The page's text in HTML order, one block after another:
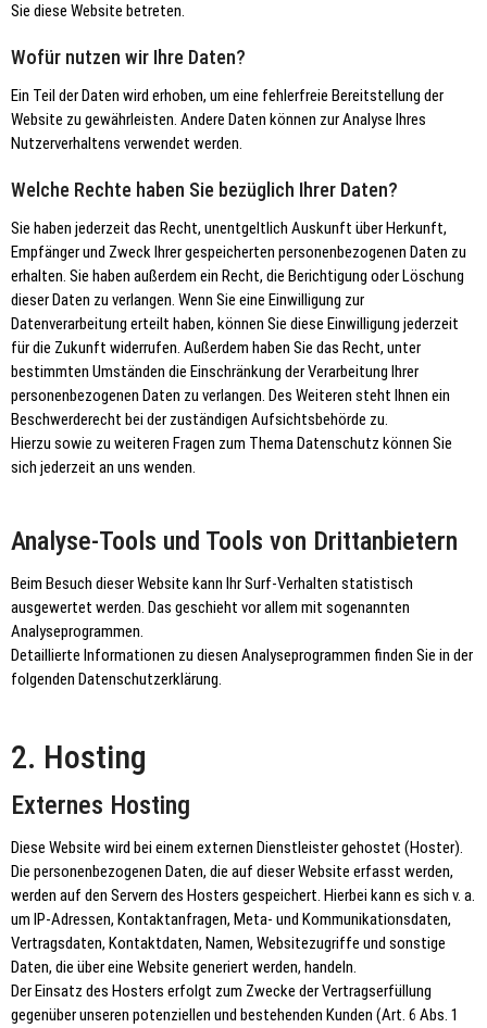
Sie diese Website betreten.
Wofür nutzen wir Ihre Daten?
Ein Teil der Daten wird erhoben, um eine fehlerfreie Bereitstellung der
Website zu gewährleisten. Andere Daten können zur Analyse Ihres
Nutzerverhaltens verwendet werden.
Welche Rechte haben Sie bezüglich Ihrer Daten?
Sie haben jederzeit das Recht, unentgeltlich Auskunft über Herkunft,
Empfänger und Zweck Ihrer gespeicherten personenbezogenen Daten zu
erhalten. Sie haben außerdem ein Recht, die Berichtigung oder Löschung
dieser Daten zu verlangen. Wenn Sie eine Einwilligung zur
Datenverarbeitung erteilt haben, können Sie diese Einwilligung jederzeit
für die Zukunft widerrufen. Außerdem haben Sie das Recht, unter
bestimmten Umständen die Einschränkung der Verarbeitung Ihrer
personenbezogenen Daten zu verlangen. Des Weiteren steht Ihnen ein
Beschwerderecht bei der zuständigen Aufsichtsbehörde zu.
Hierzu sowie zu weiteren Fragen zum Thema Datenschutz können Sie
sich jederzeit an uns wenden.
Analyse-Tools und Tools von Dritt­anbietern
Beim Besuch dieser Website kann Ihr Surf-Verhalten statistisch
ausgewertet werden. Das geschieht vor allem mit sogenannten
Analyseprogrammen.
Detaillierte Informationen zu diesen Analyseprogrammen finden Sie in der
folgenden Datenschutzerklärung.
2. Hosting
Externes Hosting
Diese Website wird bei einem externen Dienstleister gehostet (Hoster).
Die personenbezogenen Daten, die auf dieser Website erfasst werden,
werden auf den Servern des Hosters gespeichert. Hierbei kann es sich v. a.
um IP-Adressen, Kontaktanfragen, Meta- und Kommunikationsdaten,
Vertragsdaten, Kontaktdaten, Namen, Websitezugriffe und sonstige
Daten, die über eine Website generiert werden, handeln.
Der Einsatz des Hosters erfolgt zum Zwecke der Vertragserfüllung
gegenüber unseren potenziellen und bestehenden Kunden (Art. 6 Abs. 1